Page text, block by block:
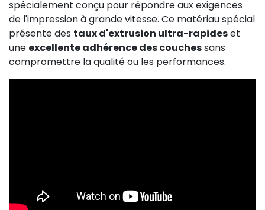
spécialement conçu pour répondre aux exigences
de l'impression à grande vitesse. Ce matériau spécial
présente des taux d'extrusion ultra-rapideset
une excellente adhérence des couchessans
compromettre la qualité ou les performances.